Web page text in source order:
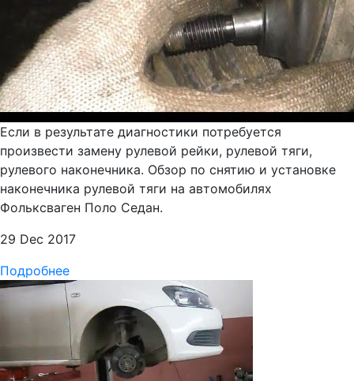
Если в результате диагностики потребуется
произвести замену рулевой рейки, рулевой тяги,
рулевого наконечника. Обзор по снятию и установке
наконечника рулевой тяги на автомобилях
Фольксваген Поло Седан.
29 Dec 2017
Подробнее